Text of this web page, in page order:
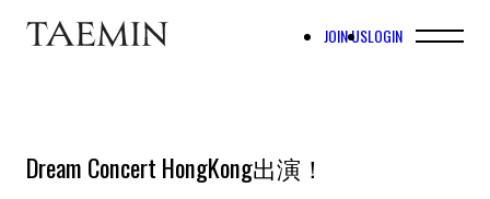
JOIN USLOGIN
Dream Concert HongKong出演！